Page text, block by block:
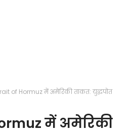
of Hormuz में अमेरिकी ताकत: युद्धपोत
में अमेरिकी